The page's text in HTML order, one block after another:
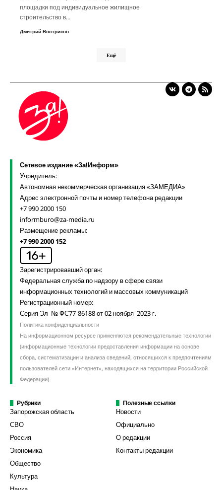
площадки под индивидуальное жилищное
строительство в…
Дмитрий Востриков
Ещё
Сетевое издание «За!Информ»
Учредитель:
Автономная некоммерческая организация «ЗАМЕДИА»
Адрес электронной почты и номер телефона редакции
+7 990 2000 150
informburo@za-media.ru
Размещение рекламы:
+7 990 2000 152
Зарегистрировавший орган:
Федеральная служба по надзору в сфере связи
информационных технологий и массовых коммуникаций
Регистрационный номер:
Серия Эл № ФС77-86188 от 02 ноября 2023 г.
Политика конфиденциальности
На информационном ресурсе применяются рекомендательные технологии
(информационные технологии предоставления информации на основе
сбора, систематизации и анализа сведений, относящихся к предпочтениям
пользователей сети «Интернет», находящихся на территории Российской
Федерации).
Рубрики
Запорожская область
СВО
Россия
Экономика
Общество
Культура
Полезные ссылки
Новости
Официально
О редакции
Контакты редакции